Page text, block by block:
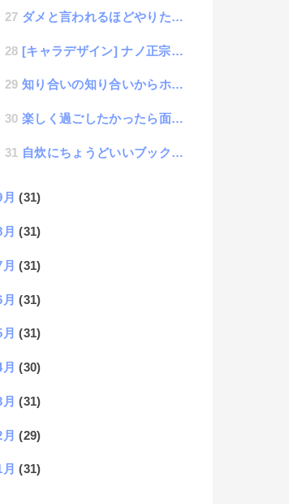
ダメと言われるほどやりたくなってしまうのは「カリギュラ効果」
[キャラデザイン] ナノ正宗くん
知り合いの知り合いからホームページ制作依頼があった話
楽しく過ごしたかったら面白くあれ！
自炊にちょうどいいブックリーダーアプリを開発する話 #07 自炊データコンバーター立案
月(31)
月(31)
月(31)
月(31)
月(31)
月(30)
月(31)
月(29)
月(31)